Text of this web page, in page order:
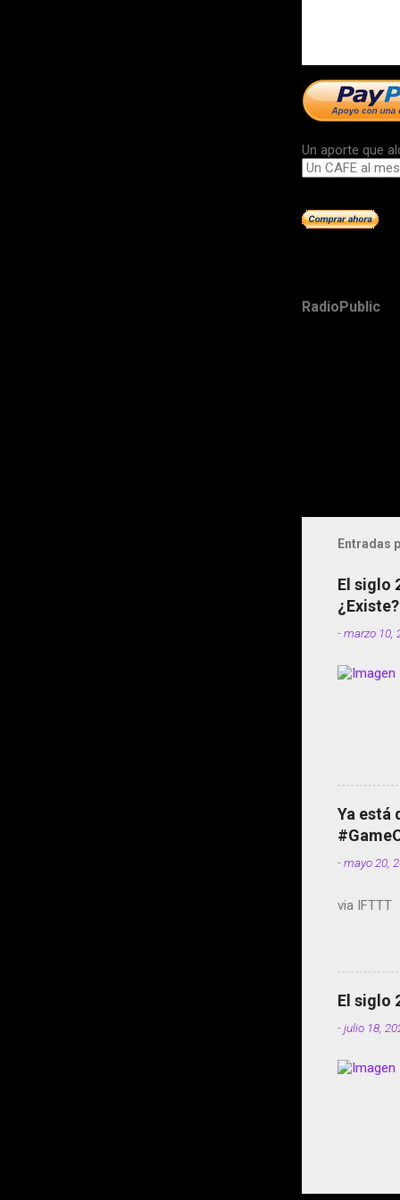
Un aporte que
RadioPublic
Entradas
El siglo
¿Existe?
-marzo 10,
Ya está
-mayo 20,
via IFTTT
El siglo
-julio 18,